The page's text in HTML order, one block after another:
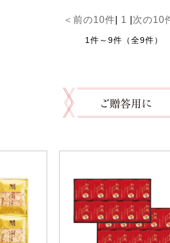
＜前の10件 1 次の10
1件～9件（全9件）